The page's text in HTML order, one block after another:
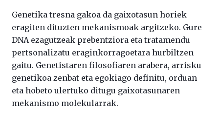
Genetika tresna gakoa da gaixotasun horiek
eragiten dituzten mekanismoak argitzeko. Gure
DNA ezagutzeak prebentziora eta tratamendu
pertsonalizatu eraginkorragoetara hurbiltzen
gaitu. Genetistaren filosofiaren arabera, arrisku
genetikoa zenbat eta egokiago definitu, orduan
eta hobeto ulertuko ditugu gaixotasunaren
mekanismo molekularrak.